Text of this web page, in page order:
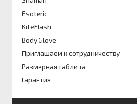
Esoteric
KiteFlash
Body Glove
Приглашаем к сотрудничеству
Размерная таблица
Гарантия